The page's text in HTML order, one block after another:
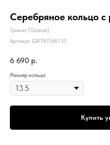
Серебряное кольцо
Гранат (Granat)
Артикул: GR78116R135
6 690 р.
Размер кольца
Купить